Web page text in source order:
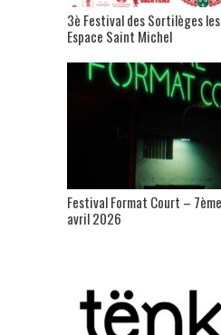
3è Festival des Sortilèges
Espace Saint Michel
Festival Format Court –
avril 2026